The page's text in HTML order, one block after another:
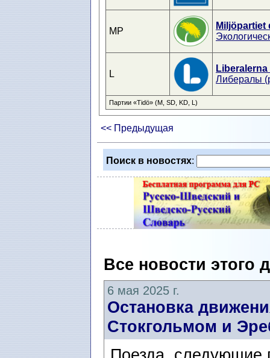
MP
Miljöpartiet
L
Liberalerna
Либералы
Партии «Tidö» (M, SD, KD, L)
<< Предыдущая
Поиск в новостях:
Все новости этого
6 мая 2025 г.
Остановка
Стокгольмом и